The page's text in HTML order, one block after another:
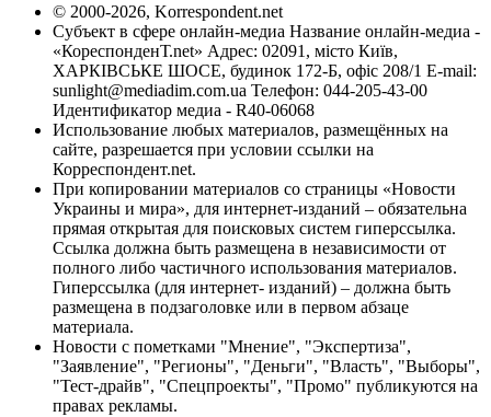
© 2000-2026, Korrespondent.net
Субъект в сфере онлайн-медиа Название онлайн-медиа -
«КореспонденТ.net» Адрес: 02091, місто Київ,
ХАРКІВСЬКЕ ШОСЕ, будинок 172-Б, офіс 208/1 E-mail:
sunlight@mediadim.com.ua Телефон: 044-205-43-00
Идентификатор медиа - R40-06068
Использование любых материалов, размещённых на
сайте, разрешается при условии ссылки на
Корреспондент.net.
При копировании материалов со страницы «Новости
Украины и мира», для интернет-изданий – обязательна
прямая открытая для поисковых систем гиперссылка.
Ссылка должна быть размещена в независимости от
полного либо частичного использования материалов.
Гиперссылка (для интернет- изданий) – должна быть
размещена в подзаголовке или в первом абзаце
материала.
Новости с пометками "Мнение", "Экспертиза",
"Заявление", "Регионы", "Деньги", "Власть", "Выборы",
"Тест-драйв", "Спецпроекты", "Промо" публикуются на
правах рекламы.